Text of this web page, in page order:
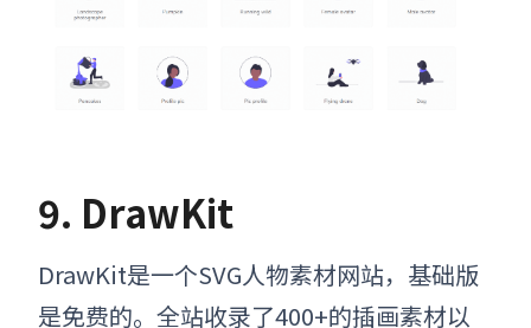
9. DrawKit
DrawKit是一个SVG人物素材网站，基础版
是免费的。全站收录了400+的插画素材以